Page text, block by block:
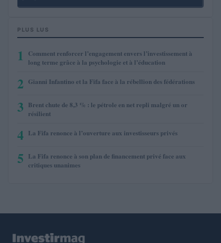
PLUS LUS
1
Comment renforcer l’engagement envers l’investissement à
long terme grâce à la psychologie et à l’éducation
2 Gianni Infantino et la Fifa face à la rébellion des fédérations
3 Brent chute de 8,3 % : le pétrole en net repli malgré un or
résilient
4 La Fifa renonce à l’ouverture aux investisseurs privés
5 La Fifa renonce à son plan de financement privé face aux
critiques unanimes